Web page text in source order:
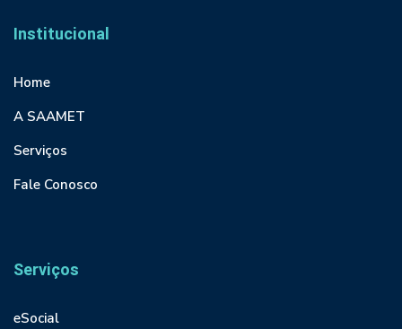
Institucional
Home
A SAAMET
Serviços
Fale Conosco
Serviços
eSocial